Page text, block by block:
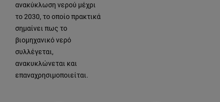
ανακύκλωση νερού μέχρι
το 2030, το οποίο πρακτικά
σημαίνει πως το
βιομηχανικό νερό
συλλέγεται,
ανακυκλώνεται και
επαναχρησιμοποιείται.